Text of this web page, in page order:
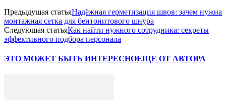
Предыдущая статьяНадёжная герметизация швов: зачем нужна
монтажная сетка для бентонитового шнура
Следующая статьяКак найти нужного сотрудника: секреты
эффективного подбора персонала
ЭТО МОЖЕТ БЫТЬ ИНТЕРЕСНОЕЩЕ ОТ АВТОРА